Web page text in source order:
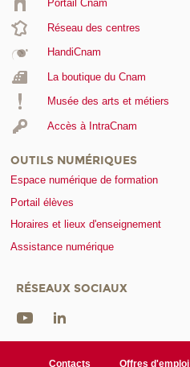
Portail Cnam
Réseau des centres
HandiCnam
La boutique du Cnam
Musée des arts et métiers
Accès à IntraCnam
OUTILS NUMÉRIQUES
Espace numérique de formation
Portail élèves
Horaires et lieux d'enseignement
Assistance numérique
RÉSEAUX SOCIAUX
Contacts Offres d'emploi